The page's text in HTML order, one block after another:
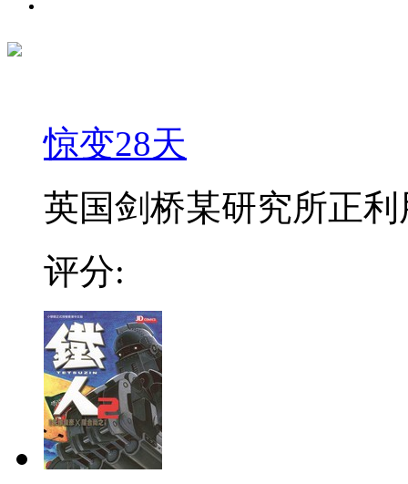
惊变28天
英国剑桥某研究所正
评分: